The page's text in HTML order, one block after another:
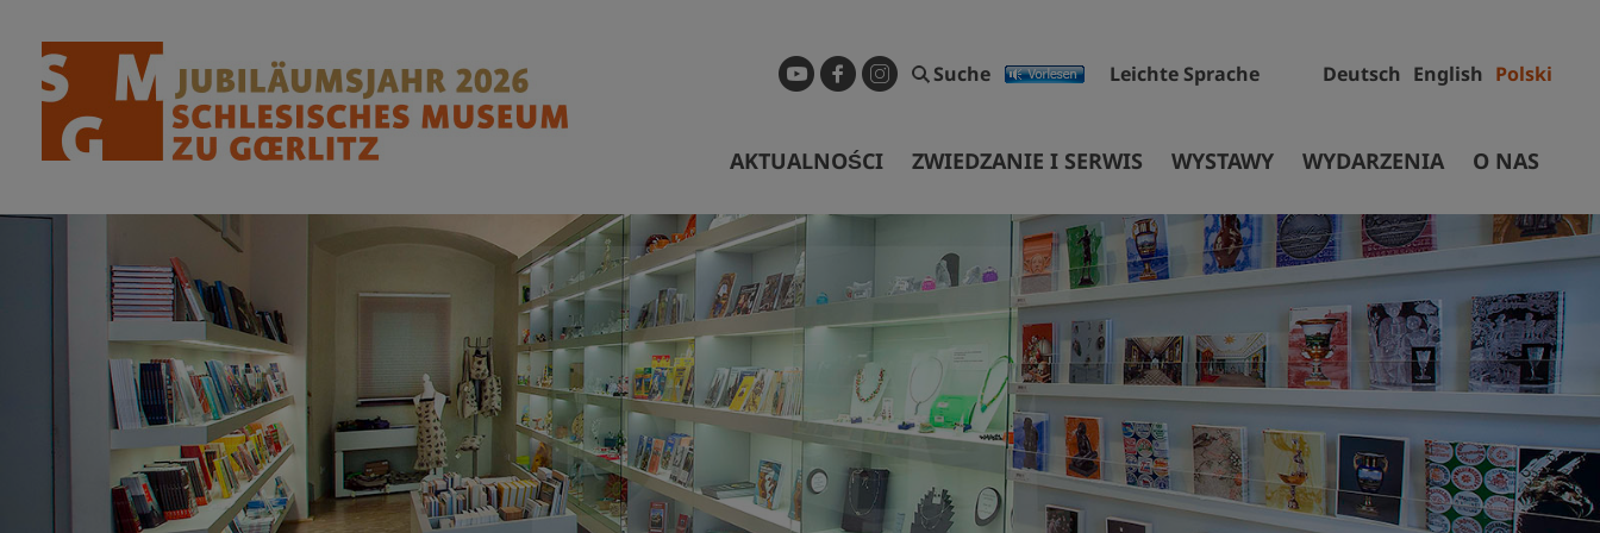
Suche Leichte Sprache Deutsch English Polski
AKTUALNOŚCI ZWIEDZANIE I SERWIS
GODZINY OTWARCIA & CENY
OPROWADZANIE & CENY
DOJAZD
DOSTĘP BEZ PRZESZKÓD
Bibliothek
WYNAJEM
Anfragen und Recherchen
WYSTAWY
WYSTAWA STAŁA
WYSTAWY CZASOWE
MUZEUM CYFROWE
SZLAK HISTORYCZNY
GOERLITZ/ZGORZELEC
WYSTAWY OBJAZDOWE
WYDARZENIA O NAS
Pracownicy
Projekty
Przetargi
Zbiory
Budynek Muzeum
Fundacja
Historia Muzeum Śląskiego
Partnerzy